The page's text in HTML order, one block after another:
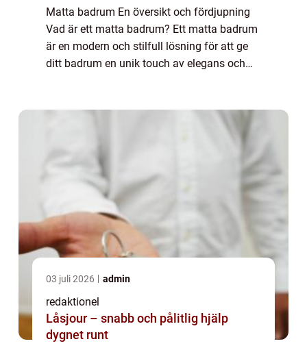
Matta badrum En översikt och fördjupning
Vad är ett matta badrum? Ett matta badrum
är en modern och stilfull lösning för att ge
ditt badrum en unik touch av elegans och
03 juli 2026 admin
redaktionel
Låsjour – snabb och pålitlig hjälp
dygnet runt